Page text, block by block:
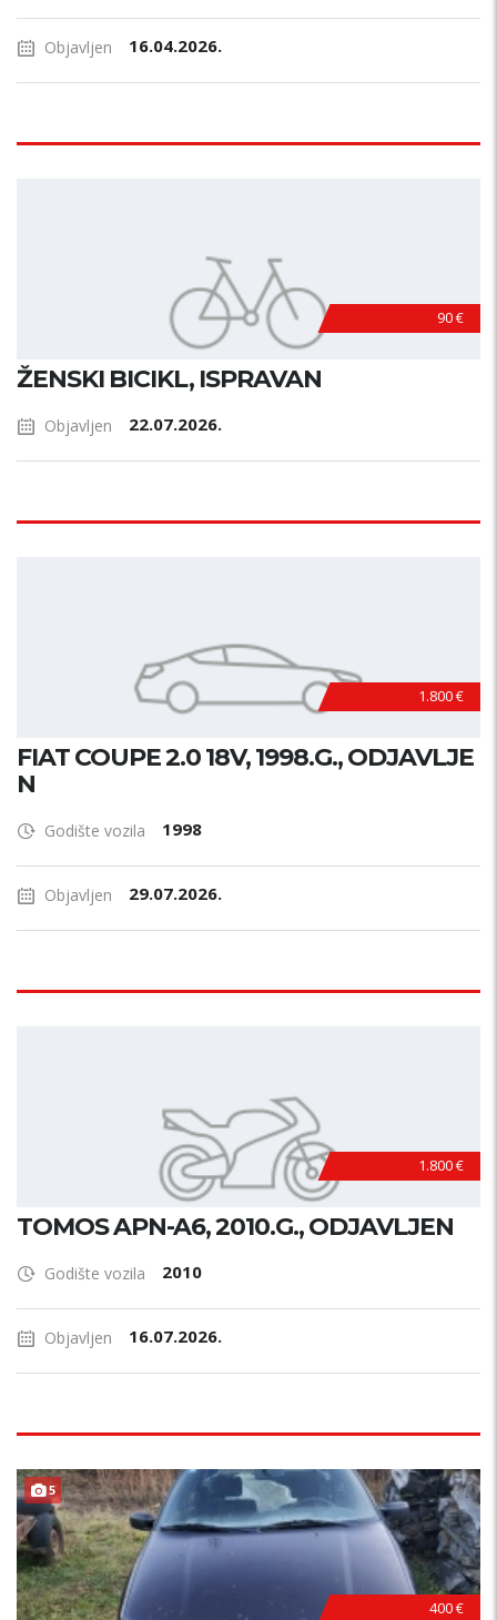
Objavljen 16.04.2026.
90 €
ŽENSKI BICIKL, ISPRAVAN
Objavljen 22.07.2026.
1.800 €
FIAT COUPE 2.0 18V, 1998.G., ODJAVLJE
N
Godište vozila 1998
Objavljen 29.07.2026.
1.800 €
TOMOS APN-A6, 2010.G., ODJAVLJEN
Godište vozila 2010
Objavljen 16.07.2026.
5
400 €